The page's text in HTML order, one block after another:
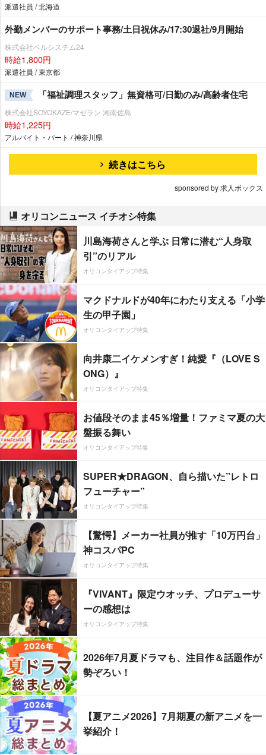
派遣社員 / 北海道
外勤メンバーのサポート事務/土日祝休み/17:30退社/9月開始
株式会社ベルシステム24
時給1,800円
派遣社員 / 東京都
NEW 「福祉調理スタッフ」無資格可/日勤のみ/高齢者住宅
株式会社SOYOKAZE/マゼラン 湘南佐島
時給1,225円
アルバイト・パート / 神奈川県
続きはこちら
sponsored by 求人ボックス
オリコンニュース イチオシ特集
川島海荷さんと学ぶ 日常に潜む“人身取
引”のリアル
オリコンタイアップ特集
マクドナルドが40年にわたり支える「小学
生の甲子園」
オリコンタイアップ特集
向井康二イケメンすぎ！純愛『（LOVE S
ONG）』
オリコンタイアップ特集
お値段そのまま45％増量！ファミマ夏の大
盤振る舞い
オリコンタイアップ特集
SUPER★DRAGON、自ら描いた”レトロ
フューチャー”
オリコンタイアップ特集
【驚愕】メーカー社員が推す「10万円台」
神コスパPC
オリコンタイアップ特集
『VIVANT』限定ウオッチ、プロデューサ
ーの感想は
オリコンタイアップ特集
2026年7月夏ドラマも、注目作＆話題作が
勢ぞろい！
【夏アニメ2026】7月期夏の新アニメを一
挙紹介！